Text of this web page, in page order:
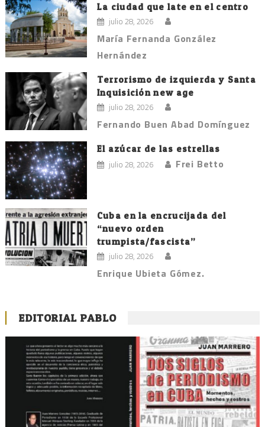
La ciudad que late en el centro
julio 28, 2026
María Fernanda González
Hernández
Terrorismo de izquierda y Santa
Inquisición new age
julio 28, 2026
Fernando Buen Abad Domínguez
El azúcar de las estrellas
julio 28, 2026 Frei Betto
Cuba en la encrucijada del
“nuevo orden
trumpista/fascista”
julio 28, 2026
Enrique Ubieta Gómez.
EDITORIAL PABLO